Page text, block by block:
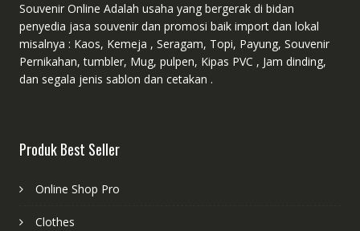
Souvenir Online Adalah usaha yang bergerak di bidan
penyedia jasa souvenir dan promosi baik import dan lokal
misalnya : Kaos, Kemeja , Seragam, Topi, Payung, Souvenir
Pernikahan, tumbler, Mug, pulpen, Kipas PVC , Jam dinding,
dan segala jenis sablon dan cetakan .
Produk Best Seller
Online Shop Pro
Clothes